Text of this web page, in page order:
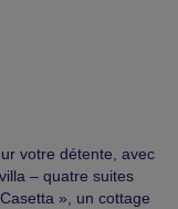
votre détente, avec
– quatre suites
», un cottage